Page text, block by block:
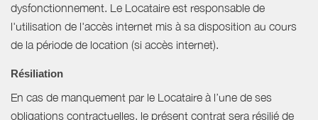
dysfonctionnement. Le Locataire est responsable de
l'utilisation de l'accès internet mis à sa disposition au cours
de la période de location (si accès internet).
Résiliation
En cas de manquement par le Locataire à l’une de ses
obligations contractuelles, le présent contrat sera résilié de